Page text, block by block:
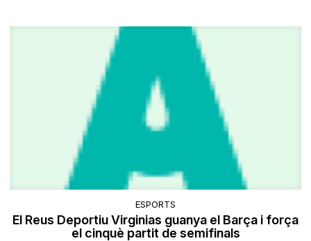
ESPORTS
El Reus Deportiu Virginias guanya el Barça i força
el cinquè partit de semifinals